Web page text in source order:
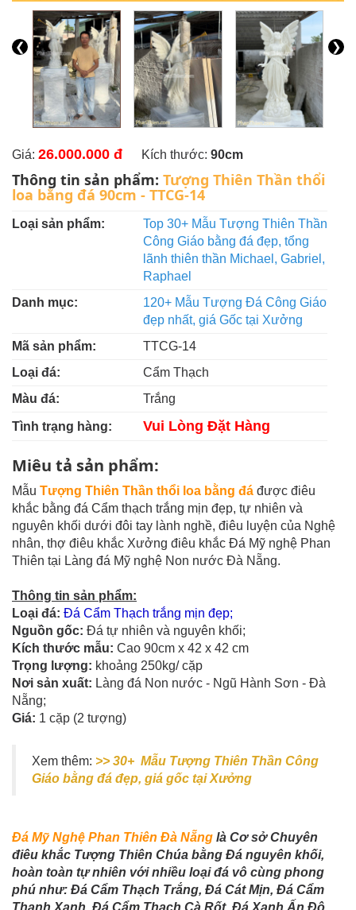
❮ ❯
Giá: 26.000.000 đ Kích thước: 90cm
Thông tin sản phẩm: Tượng Thiên Thần thổi
loa bằng đá 90cm - TTCG-14
Loại sản phẩm:
Top 30+ Mẫu Tượng Thiên Thần
Công Giáo bằng đá đẹp, tổng
lãnh thiên thần Michael, Gabriel,
Raphael
Danh mục:
120+ Mẫu Tượng Đá Công Giáo
đẹp nhất, giá Gốc tại Xưởng
Mã sản phẩm:
TTCG-14
Loại đá:
Cẩm Thạch
Màu đá:
Trắng
Tình trạng hàng: Vui Lòng Đặt Hàng
Miêu tả sản phẩm:
Mẫu Tượng Thiên Thần thổi loa bằng đá được điêu
khắc bằng đá Cẩm thạch trắng mịn đẹp, tự nhiên và
nguyên khối dưới đôi tay lành nghề, điêu luyện của Nghệ
nhân, thợ điêu khắc Xưởng điêu khắc Đá Mỹ nghệ Phan
Thiên tại Làng đá Mỹ nghệ Non nước Đà Nẵng.
Thông tin sản phẩm:
Loại đá: Đá Cẩm Thạch trắng mịn đẹp;
Nguồn gốc: Đá tự nhiên và nguyên khối;
Kích thước mẫu: Cao 90cm x 42 x 42 cm
Trọng lượng: khoảng 250kg/ cặp
Nơi sản xuất: Làng đá Non nước - Ngũ Hành Sơn - Đà
Nẵng;
Giá: 1 cặp (2 tượng)
Xem thêm: >> 30+ Mẫu Tượng Thiên Thần Công
Giáo bằng đá đẹp, giá gốc tại Xưởng
Đá Mỹ Nghệ Phan Thiên Đà Nẵng là Cơ sở Chuyên
điêu khắc Tượng Thiên Chúa bằng Đá nguyên khối,
hoàn toàn tự nhiên với nhiều loại đá vô cùng phong
phú như: Đá Cẩm Thạch Trắng, Đá Cát Mịn, Đá Cẩm
Thạnh Xanh, Đá Cẩm Thạch Cà Rốt, Đá Xanh Ấn Độ,